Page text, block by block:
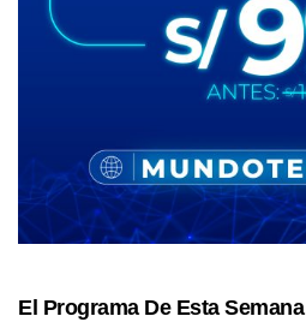
El Programa De Esta Semana